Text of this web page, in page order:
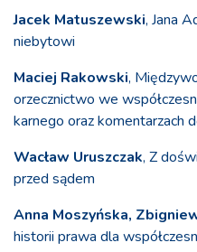
Jacek Matuszewski, Jana
niebytowi
Maciej Rakowski,
orzecznictwo we
karnego oraz komentarzach
Wacław Uruszczak, Z
przed sądem
Anna Moszyńska,
historii prawa dla